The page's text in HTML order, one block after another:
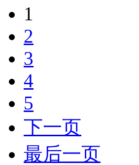
1
2
3
4
5
下一页
最后一页